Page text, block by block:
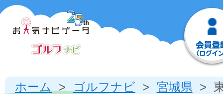
ホーム ゴルフナビ 宮城県